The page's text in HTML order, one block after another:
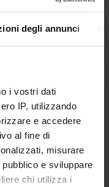
degli annunci
i vostri dati
IP, utilizzando
e accedere
al fine di
misurare
e sviluppare
chi utilizza i